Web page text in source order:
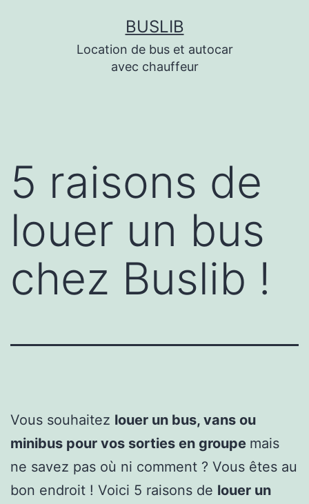
BUSLIB
Location de bus et autocar
avec chauffeur
5 raisons de
louer un bus
chez Buslib !
Vous souhaitez louer un bus, vans ou
minibus pour vos sorties en groupe mais
ne savez pas où ni comment ? Vous êtes au
bon endroit ! Voici 5 raisons de louer un